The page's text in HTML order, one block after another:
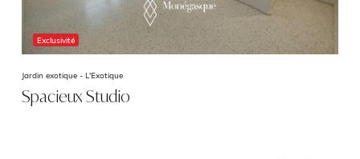
Exclusivité
Jardin exotique - L'Exotique
Spacieux Studio